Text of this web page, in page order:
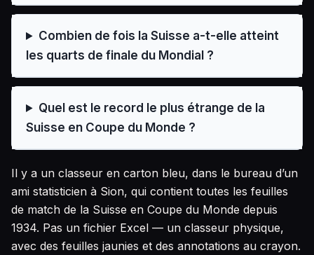
Combien de fois la Suisse a-t-elle atteint
les quarts de finale du Mondial ?
Quel est le record le plus étrange de la
Suisse en Coupe du Monde ?
Il y a un classeur en carton bleu, dans le bureau d’un
ami statisticien à Sion, qui contient toutes les feuilles
de match de la Suisse en Coupe du Monde depuis
1934. Pas un fichier Excel — un classeur physique,
avec des feuilles jaunies et des annotations au crayon.